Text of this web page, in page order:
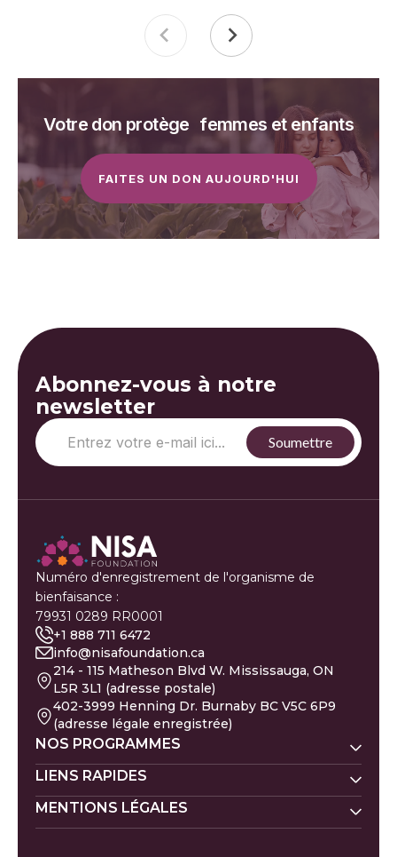
Votre don protège femmes et enfants
FAITES UN DON AUJOURD'HUI
Abonnez-vous à notre
newsletter
Numéro d'enregistrement de l'organisme de
bienfaisance :
79931 0289 RR0001
+1 888 711 6472
info@nisafoundation.ca
214 - 115 Matheson Blvd W. Mississauga, ON
L5R 3L1 (adresse postale)
402-3999 Henning Dr. Burnaby BC V5C 6P9
(adresse légale enregistrée)
NOS PROGRAMMES
Nisa Homes
Nisa Ligne d'écoute
LIENS RAPIDES
Faire un don
Prénoms de bébé
MENTIONS LÉGALES